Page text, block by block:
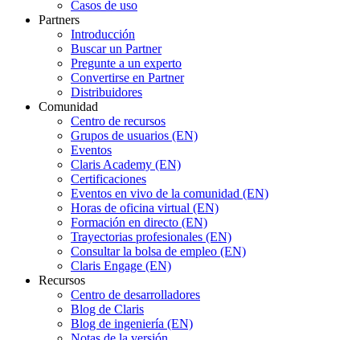
Casos de uso
Partners
Introducción
Buscar un Partner
Pregunte a un experto
Convertirse en Partner
Distribuidores
Comunidad
Centro de recursos
Grupos de usuarios (EN)
Eventos
Claris Academy (EN)
Certificaciones
Eventos en vivo de la comunidad (EN)
Horas de oficina virtual (EN)
Formación en directo (EN)
Trayectorias profesionales (EN)
Consultar la bolsa de empleo (EN)
Claris Engage (EN)
Recursos
Centro de desarrolladores
Blog de Claris
Blog de ingeniería (EN)